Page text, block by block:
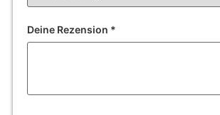
Deine Rezension *